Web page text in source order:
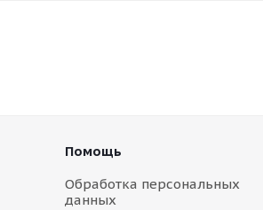
Помощь
Обработка персональных
данных